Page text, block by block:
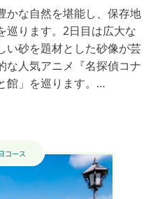
かな自然を堪能し、保存地
巡ります。2日目は広大な
い砂を題材とした砂像が芸
な人気アニメ『名探偵コナ
館」を巡ります。​ …
コース